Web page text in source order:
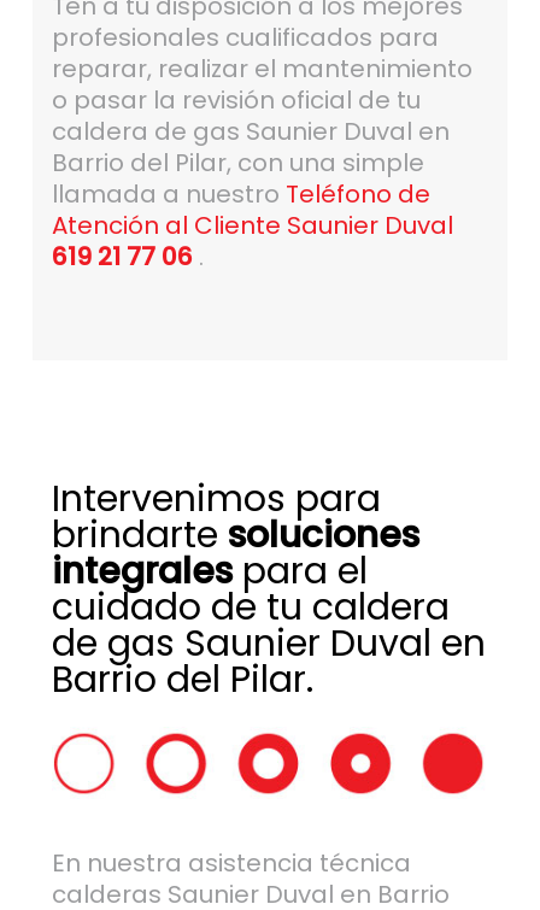
profesionales cualificados para
reparar, realizar el mantenimiento
o pasar la revisión oficial de tu
caldera de gas Saunier Duval en
Barrio del Pilar, con una simple
llamada a nuestro Teléfono de
Atención al Cliente Saunier Duval
619 21 77 06 .
Intervenimos para
brindarte soluciones
integralespara el
cuidado de tu caldera
de gas Saunier Duval en
Barrio del Pilar.
En nuestra asistencia técnica
calderas Saunier Duval en Barrio